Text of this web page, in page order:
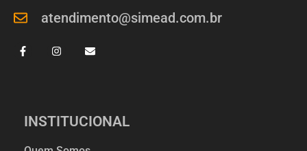
INSTITUCIONAL
atendimento@simead.com.br